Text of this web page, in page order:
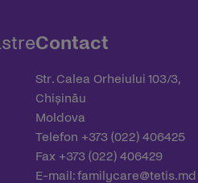
Contact
Str. Calea Orheiului 103/3,
Chișinău
Moldova
Telefon +373 (022) 406425
Fax +373 (022) 406429
E-mail:familycare@tetis.md